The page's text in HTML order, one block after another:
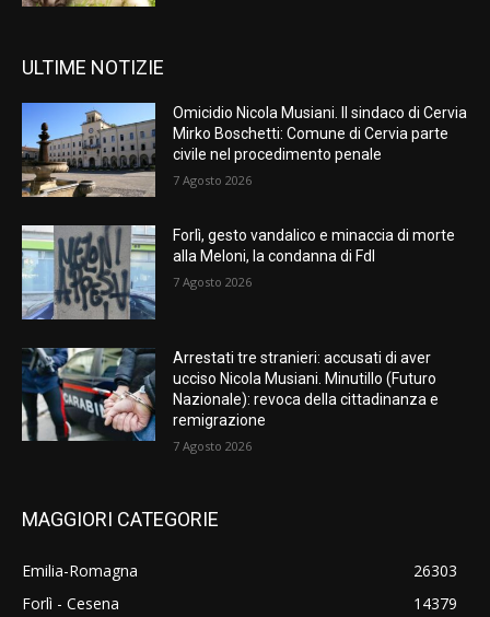
ULTIME NOTIZIE
Omicidio Nicola Musiani. Il sindaco di Cervia
Mirko Boschetti: Comune di Cervia parte
civile nel procedimento penale
7 Agosto 2026
Forlì, gesto vandalico e minaccia di morte
alla Meloni, la condanna di FdI
7 Agosto 2026
Arrestati tre stranieri: accusati di aver
ucciso Nicola Musiani. Minutillo (Futuro
Nazionale): revoca della cittadinanza e
remigrazione
7 Agosto 2026
MAGGIORI CATEGORIE
Emilia-Romagna
26303
Forlì - Cesena
14379